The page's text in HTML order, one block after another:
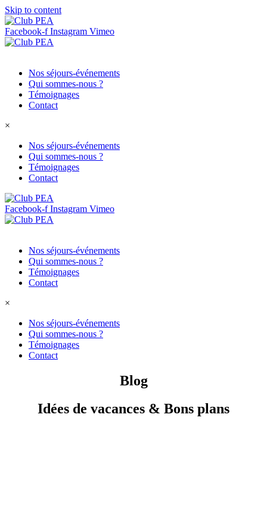
Skip to content
Facebook-f Instagram Vimeo
Nos séjours-événements
Qui sommes-nous ?
Témoignages
Contact
×
Nos séjours-événements
Qui sommes-nous ?
Témoignages
Contact
Facebook-f Instagram Vimeo
Nos séjours-événements
Qui sommes-nous ?
Témoignages
Contact
×
Nos séjours-événements
Qui sommes-nous ?
Témoignages
Contact
Blog
Idées de vacances & Bons plans